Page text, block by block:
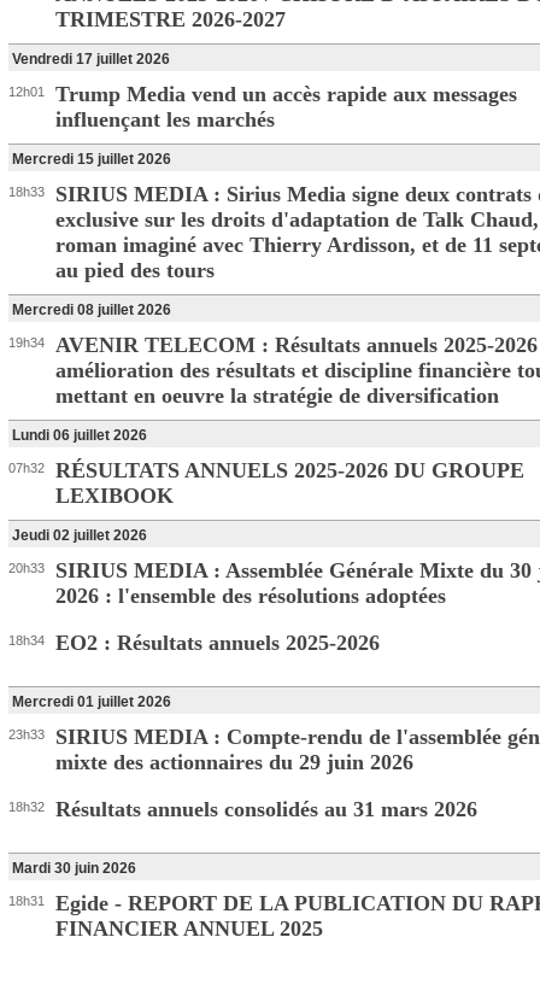
TRIMESTRE 2026-2027
Vendredi 17 juillet 2026
12h01
Trump Media vend un accès rapide aux messages
influençant les marchés
Mercredi 15 juillet 2026
18h33
SIRIUS MEDIA : Sirius Media signe deux contrats
exclusive sur les droits d'adaptation de Talk
roman imaginé avec Thierry Ardisson, et de 11
au pied des tours
Mercredi 08 juillet 2026
19h34
AVENIR TELECOM : Résultats annuels 2025-
amélioration des résultats et discipline financière
mettant en oeuvre la stratégie de diversification
Lundi 06 juillet 2026
07h32
RÉSULTATS ANNUELS 2025-2026 DU GROUPE
LEXIBOOK
Jeudi 02 juillet 2026
20h33
SIRIUS MEDIA : Assemblée Générale Mixte du
2026 : l'ensemble des résolutions adoptées
18h34 EO2 : Résultats annuels 2025-2026
Mercredi 01 juillet 2026
23h33
SIRIUS MEDIA : Compte-rendu de l'assemblée
mixte des actionnaires du 29 juin 2026
18h32 Résultats annuels consolidés au 31 mars 2026
Mardi 30 juin 2026
18h31
Egide - REPORT DE LA PUBLICATION DU
FINANCIER ANNUEL 2025